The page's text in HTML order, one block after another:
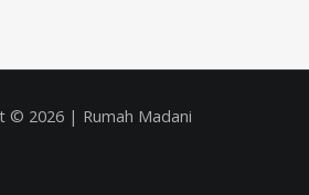
© 2026 | Rumah Madani